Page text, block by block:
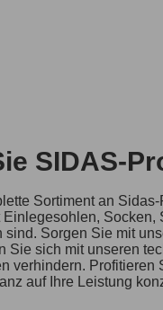
SIDAS-
Sortiment an
sind. Sorgen Sie mit
Sie sich mit unseren
verhindern.
auf Ihre Leistung